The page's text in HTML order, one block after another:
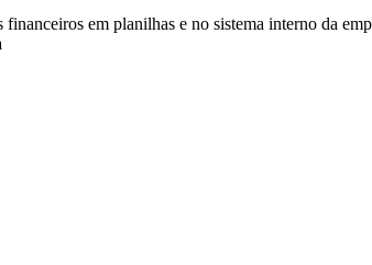
em planilhas e no sistema interno da